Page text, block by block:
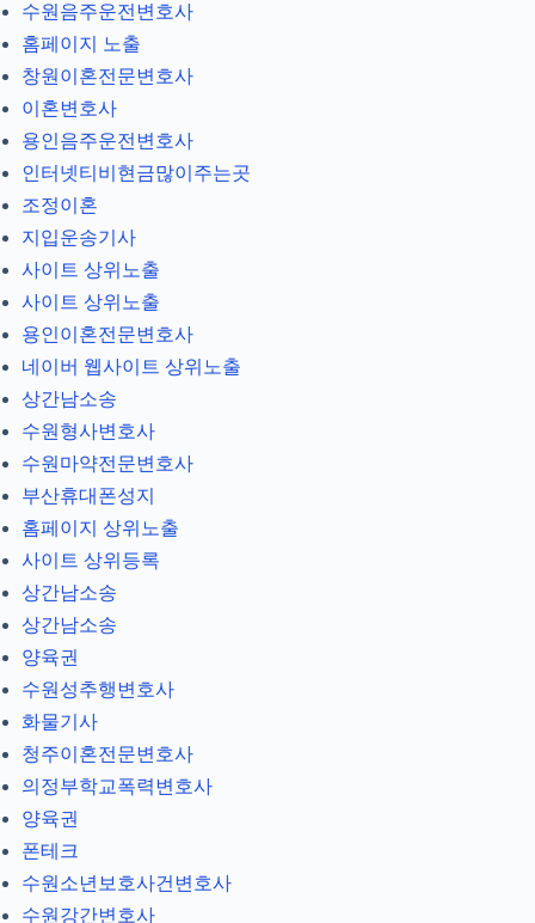
수원음주운전변호사
홈페이지 노출
창원이혼전문변호사
이혼변호사
용인음주운전변호사
인터넷티비현금많이주는곳
조정이혼
지입운송기사
사이트 상위노출
사이트 상위노출
용인이혼전문변호사
네이버 웹사이트 상위노출
상간남소송
수원형사변호사
수원마약전문변호사
부산휴대폰성지
홈페이지 상위노출
사이트 상위등록
상간남소송
상간남소송
양육권
수원성추행변호사
화물기사
청주이혼전문변호사
의정부학교폭력변호사
양육권
폰테크
수원소년보호사건변호사
수원강간변호사